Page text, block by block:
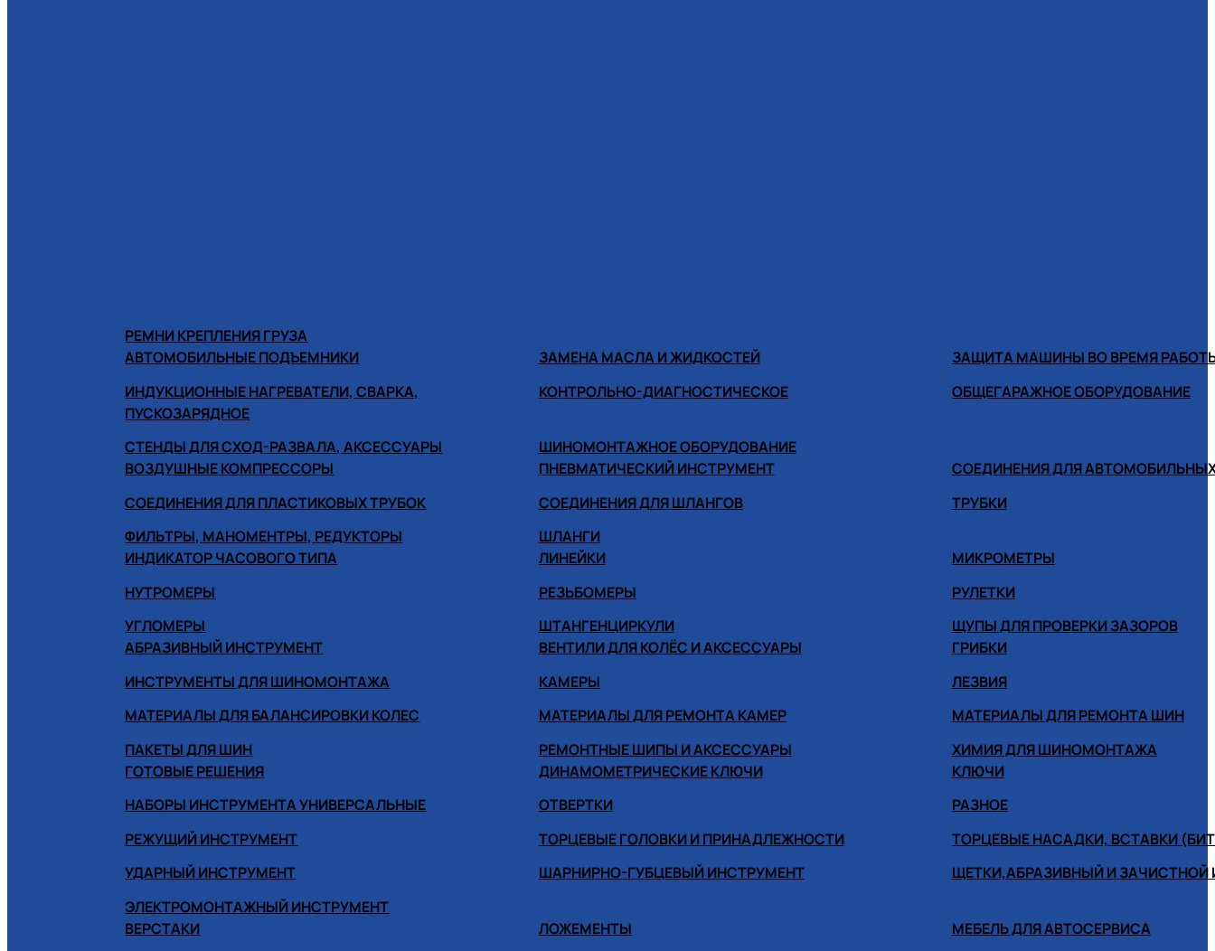
РЕМНИ КРЕПЛЕНИЯ ГРУЗА
АВТОМОБИЛЬНЫЕ ПОДЪЕМНИКИ
ЗАМЕНА МАСЛА И ЖИДКОСТЕЙ
ЗАЩИТА МАШИНЫ ВО ВРЕМЯ
ИНДУКЦИОННЫЕ НАГРЕВАТЕЛИ, СВАРКА,
ПУСКОЗАРЯДНОЕ
КОНТРОЛЬНО-ДИАГНОСТИЧЕСКОЕ ОБЩЕГАРАЖНОЕ ОБОРУДОВАНИЕ
СТЕНДЫ ДЛЯ СХОД-РАЗВАЛА, АКСЕССУАРЫ
ШИНОМОНТАЖНОЕ ОБОРУДОВАНИЕ
ВОЗДУШНЫЕ КОМПРЕССОРЫ
ПНЕВМАТИЧЕСКИЙ ИНСТРУМЕНТ
СОЕДИНЕНИЯ ДЛЯ
СОЕДИНЕНИЯ ДЛЯ ПЛАСТИКОВЫХ ТРУБОК
СОЕДИНЕНИЯ ДЛЯ ШЛАНГОВ
ТРУБКИ
ФИЛЬТРЫ, МАНОМЕНТРЫ, РЕДУКТОРЫ
ШЛАНГИ
ИНДИКАТОР ЧАСОВОГО ТИПА
ЛИНЕЙКИ
МИКРОМЕТРЫ
НУТРОМЕРЫ
РЕЗЬБОМЕРЫ
РУЛЕТКИ
УГЛОМЕРЫ
ШТАНГЕНЦИРКУЛИ
ЩУПЫ ДЛЯ ПРОВЕРКИ ЗАЗОРОВ
АБРАЗИВНЫЙ ИНСТРУМЕНТ
ВЕНТИЛИ ДЛЯ КОЛЁС И АКСЕССУАРЫ
ГРИБКИ
ИНСТРУМЕНТЫ ДЛЯ ШИНОМОНТАЖА
КАМЕРЫ
ЛЕЗВИЯ
МАТЕРИАЛЫ ДЛЯ БАЛАНСИРОВКИ КОЛЕС
МАТЕРИАЛЫ ДЛЯ РЕМОНТА КАМЕР
МАТЕРИАЛЫ ДЛЯ РЕМОНТА ШИН
ПАКЕТЫ ДЛЯ ШИН
РЕМОНТНЫЕ ШИПЫ И АКСЕССУАРЫ
ХИМИЯ ДЛЯ ШИНОМОНТАЖА
ГОТОВЫЕ РЕШЕНИЯ
ДИНАМОМЕТРИЧЕСКИЕ КЛЮЧИ
КЛЮЧИ
НАБОРЫ ИНСТРУМЕНТА УНИВЕРСАЛЬНЫЕ
ОТВЕРТКИ
РАЗНОЕ
РЕЖУЩИЙ ИНСТРУМЕНТ
ТОРЦЕВЫЕ ГОЛОВКИ И ПРИНАДЛЕЖНОСТИ
ТОРЦЕВЫЕ НАСАДКИ, ВСТАВКИ
УДАРНЫЙ ИНСТРУМЕНТ
ШАРНИРНО-ГУБЦЕВЫЙ ИНСТРУМЕНТ
ЩЕТКИ,АБРАЗИВНЫЙ И ЗАЧИСТНОЙ
ЭЛЕКТРОМОНТАЖНЫЙ ИНСТРУМЕНТ
ВЕРСТАКИ
ЛОЖЕМЕНТЫ
МЕБЕЛЬ ДЛЯ АВТОСЕРВИСА